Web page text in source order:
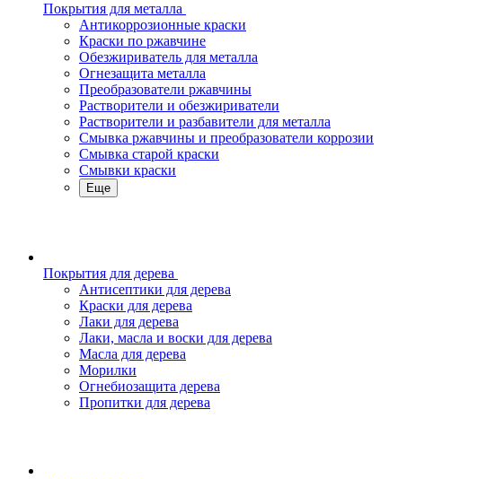
Покрытия для металла
Антикоррозионные краски
Краски по ржавчине
Обезжириватель для металла
Огнезащита металла
Преобразователи ржавчины
Растворители и обезжириватели
Растворители и разбавители для металла
Смывка ржавчины и преобразователи коррозии
Смывка старой краски
Смывки краски
Еще
Покрытия для дерева
Антисептики для дерева
Краски для дерева
Лаки для дерева
Лаки, масла и воски для дерева
Масла для дерева
Морилки
Огнебиозащита дерева
Пропитки для дерева